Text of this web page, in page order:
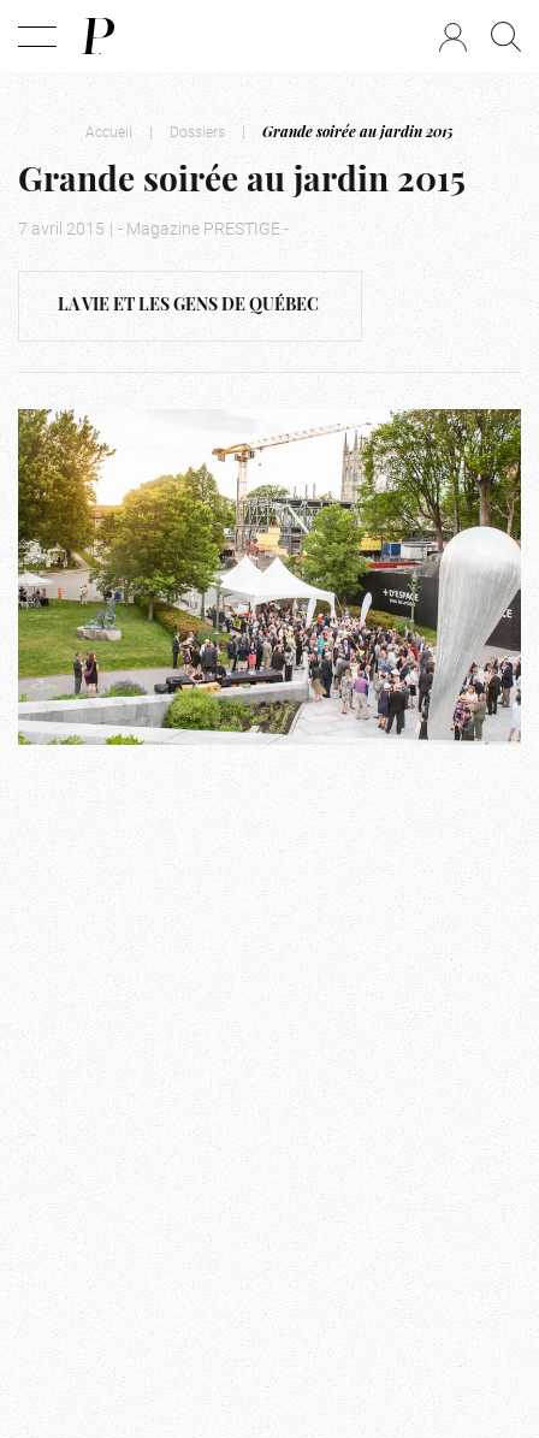
Accueil | Dossiers | Grande soirée au jardin 2015
Grande soirée au jardin 2015
7 avril 2015 | - Magazine PRESTIGE -
LA VIE ET LES GENS DE QUÉBEC